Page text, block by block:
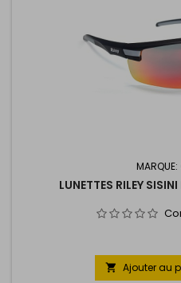
MARQUE:
LUNETTES RILEY
 Ajouter au